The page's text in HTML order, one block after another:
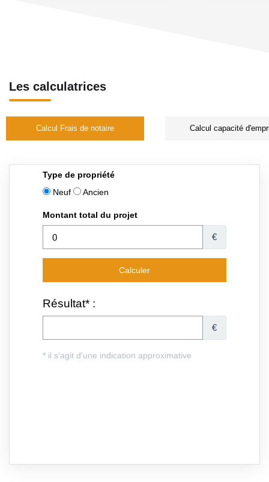
Les calculatrices
Calcul Frais de notaire Calcul capacité